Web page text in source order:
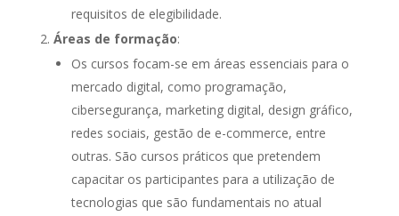
requisitos de elegibilidade.
Áreas de formação:
Os cursos focam-se em áreas essenciais para o
mercado digital, como programação,
cibersegurança, marketing digital, design gráfico,
redes sociais, gestão de e-commerce, entre
outras. São cursos práticos que pretendem
capacitar os participantes para a utilização de
tecnologias que são fundamentais no atual